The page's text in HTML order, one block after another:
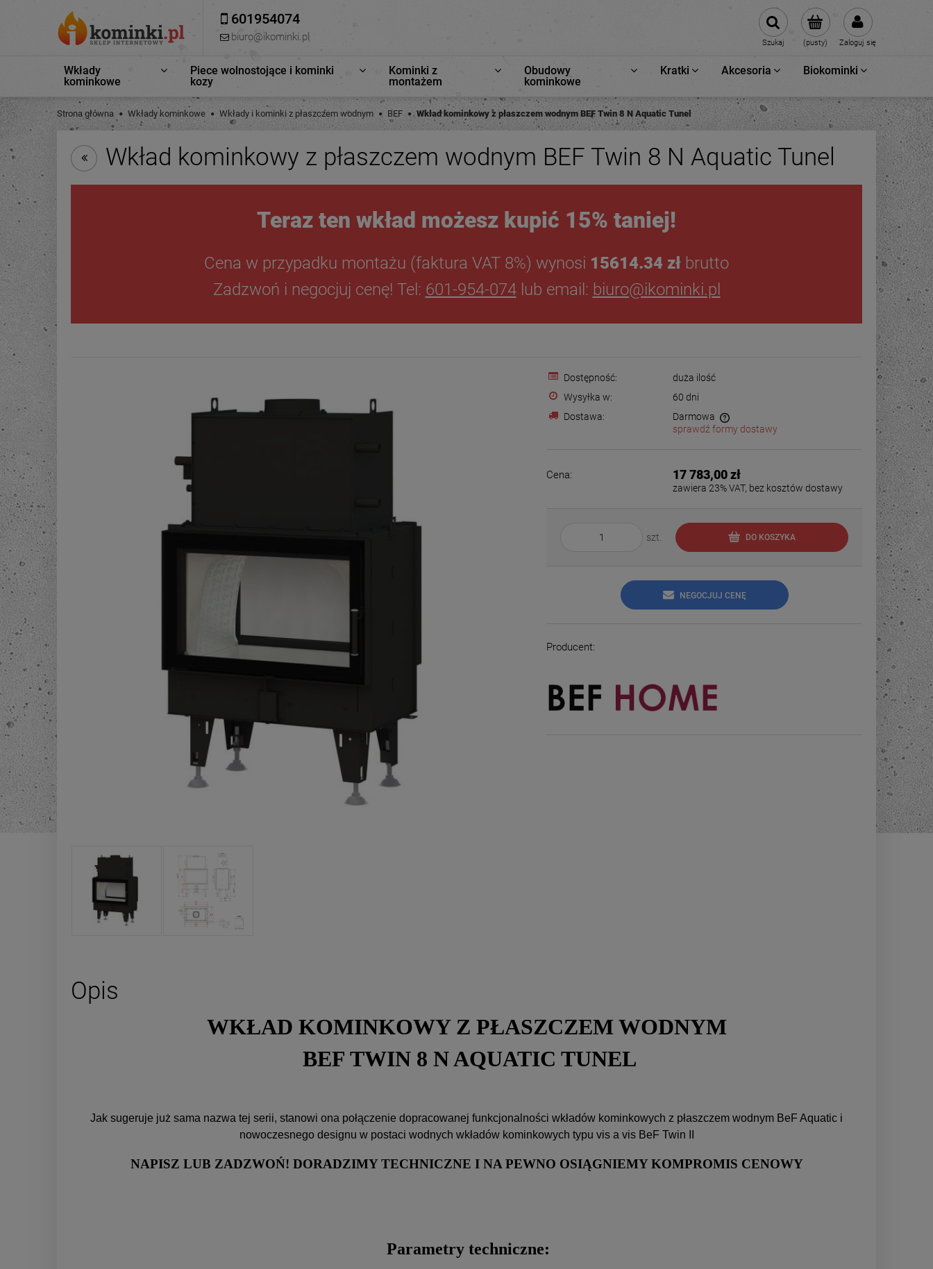
601954074
biuro@ikominki.pl (pusty) Zaloguj się
Szukaj
Wkłady
kominkowe
Piece wolnostojące i kominki
kozy
Kominki z
montażem
Obudowy
kominkowe
Kratki Akcesoria Biokominki
Strona główna Wkłady kominkowe Wkłady i kominki z płaszczem wodnym BEF Wkład kominkowy z płaszczem wodnym BEF Twin 8 N Aquatic Tunel
Wkład kominkowy z płaszczem wodnym BEF Twin 8 N Aquatic Tunel
Teraz ten wkład możesz kupić 15% taniej!
Cena w przypadku montażu (faktura VAT 8%) wynosi 15614.34 zł brutto
Zadzwoń i negocjuj cenę! Tel: 601-954-074lub email: biuro@ikominki.pl
Dostępność:
duża ilość
Wysyłka w:
60 dni
Dostawa:
Darmowa
sprawdź formy dostawy
Cena: 17 783,00 zł
zawiera 23% VAT, bez kosztów dostawy
szt. DO KOSZYKA
NEGOCJUJ CENĘ
Producent:
Opis
WKŁAD KOMINKOWY Z PŁASZCZEM WODNYM
BEF TWIN 8 N AQUATIC TUNEL
Jak sugeruje już sama nazwa tej serii, stanowi ona połączenie dopracowanej funkcjonalności wkładów kominkowych z płaszczem wodnym BeF Aquatic i
nowoczesnego designu w postaci wodnych wkładów kominkowych typu vis a vis BeF Twin II
NAPISZ LUB ZADZWOŃ! DORADZIMY TECHNICZNE I NA PEWNO OSIĄGNIEMY KOMPROMIS CENOWY
Parametry techniczne: